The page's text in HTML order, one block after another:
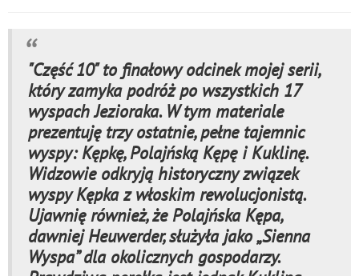
"Część 10" to finałowy odcinek mojej serii,
który zamyka podróż po wszystkich 17
wyspach Jezioraka. W tym materiale
prezentuję trzy ostatnie, pełne tajemnic
wyspy: Kępkę, Polajńską Kępę i Kuklinę.
Widzowie odkryją historyczny związek
wyspy Kępka z włoskim rewolucjonistą.
Ujawnię również, że Polajńska Kępa,
dawniej Heuwerder, służyła jako „Sienna
Wyspa” dla okolicznych gospodarzy.